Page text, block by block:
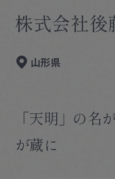
株式会社後
山形県
「天明」の名
が蔵に